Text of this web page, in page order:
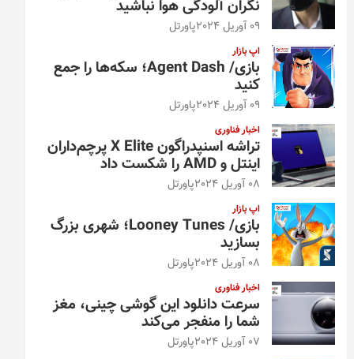
نگران آلودگی هوا نباشید
09 آوریل 2024 پاورتل
اپ بازار
بازی/ Agent Dash؛ سکه‌ها را جمع
کنید
09 آوریل 2024 پاورتل
اخبار فناوری
تراشه اسنپدراگون X Elite پرچم‌داران
اینتل و AMD را شکست داد
08 آوریل 2024 پاورتل
اپ بازار
بازی/ Looney Tunes؛ شهری بزرگ
بسازید
08 آوریل 2024 پاورتل
اخبار فناوری
سرعت دانلود این گوشی چینی، مغز
شما را منفجر می‌کند
07 آوریل 2024 پاورتل